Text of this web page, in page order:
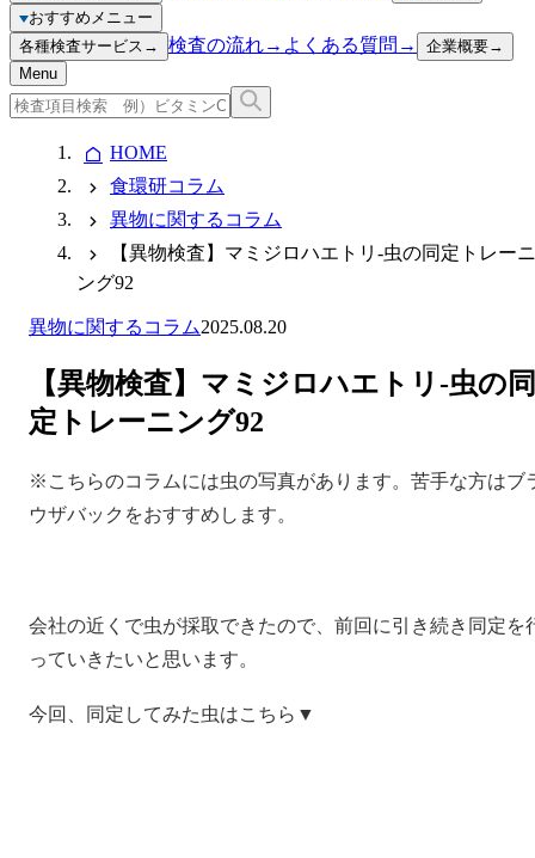
おすすめメニュー
各種検査サービス → 検査の流れ→ よくある質問 → 企業概要→
Menu
HOME
食環研コラム
異物に関するコラム
【異物検査】マミジロハエトリ-虫の同定トレーニ
ング92
異物に関するコラム2025.08.20
【異物検査】マミジロハエトリ-虫の同
定トレーニング92
※こちらのコラムには虫の写真があります。苦手な方はブ
ウザバックをおすすめします。
会社の近くで虫が採取できたので、前回に引き続き同定を
っていきたいと思います。
今回、同定してみた虫はこちら▼